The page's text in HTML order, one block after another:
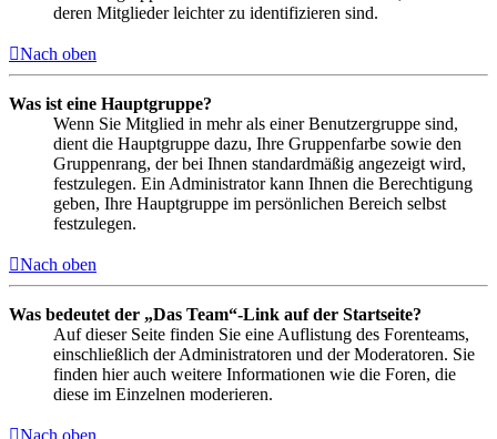
deren Mitglieder leichter zu identifizieren sind.
Nach oben
Was ist eine Hauptgruppe?
Wenn Sie Mitglied in mehr als einer Benutzergruppe sind,
dient die Hauptgruppe dazu, Ihre Gruppenfarbe sowie den
Gruppenrang, der bei Ihnen standardmäßig angezeigt wird,
festzulegen. Ein Administrator kann Ihnen die Berechtigung
geben, Ihre Hauptgruppe im persönlichen Bereich selbst
festzulegen.
Nach oben
Was bedeutet der „Das Team“-Link auf der Startseite?
Auf dieser Seite finden Sie eine Auflistung des Forenteams,
einschließlich der Administratoren und der Moderatoren. Sie
finden hier auch weitere Informationen wie die Foren, die
diese im Einzelnen moderieren.